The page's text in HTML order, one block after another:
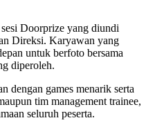
Doorprize yang diundi
Direksi. Karyawan yang
untuk berfoto bersama
diperoleh.
dengan games menarik serta
tim management trainee,
seluruh peserta.